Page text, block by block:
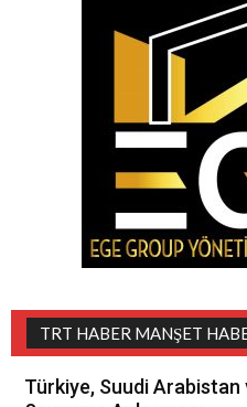
TRT HABER MANŞET
Türkiye, Suudi